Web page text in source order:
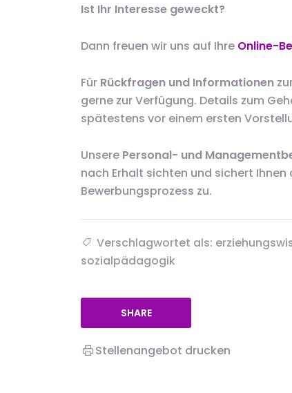
Ist Ihr Interesse geweckt?
Dann freuen wir uns auf Ihre Online-
Für Rückfragen und Informationen
gerne zur Verfügung. Details zum
spätestens vor einem ersten
Unsere Personal- und
nach Erhalt sichten und sichert
Bewerbungsprozess zu.
Verschlagwortet als:
sozialpädagogik
SHARE
Stellenangebot drucken